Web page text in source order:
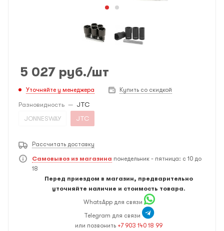
5 027 руб./шт
Уточняйте у менеджера Купить со скидкой
Разновидность — JTC
JONNESWAY
JTC
Рассчитать доставку
Самовывоз из магазина понедельник - пятница: с 10 до
18
Перед приездом в магазин, предварительно
уточняйте наличие и стоимость товара.
WhatsApp для связи
Telegram для связи
или позвонить +7 903 140 18 99